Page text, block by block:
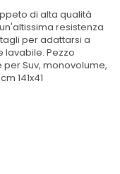
di alta qualità
resistenza
per adattarsi a
lavabile. Pezzo
Suv, monovolume,
141x41